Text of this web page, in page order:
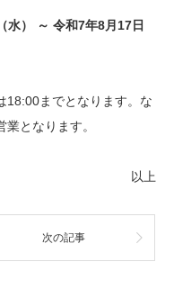
） ～ 令和7年8月17日
までとなります。な
となります。
以上
次の記事